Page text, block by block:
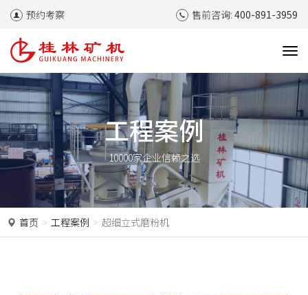
预约考察 售前咨询: 400-891-3959
T
g
l
e
a
i
g
t
工程案例
10000家企业信赖之选
首页 工程案例 超细立式磨粉机